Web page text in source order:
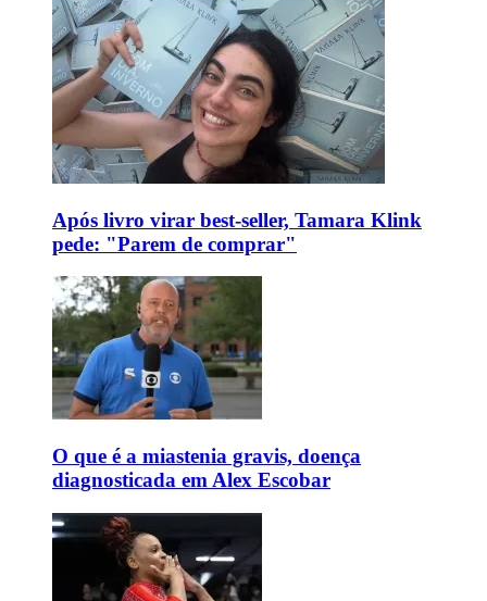
Após livro virar best-seller, Tamara Klink
pede: "Parem de comprar"
O que é a miastenia gravis, doença
diagnosticada em Alex Escobar